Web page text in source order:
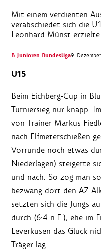
Mit einem verdienten
verabschiedet sich die
Leonhard Münst
B-Junioren-Bundesliga9.
U15
Beim Eichberg-Cup in
Turniersieg nur knapp.
von Trainer Markus
nach Elfmeterschießen
Vorrunde noch etwas
Niederlagen) steigerte
und nach. So zog man
bezwang dort den AZ
setzten sich die Jungs
durch (6:4 n.E.), ehe im
Leverkusen das Glück
Träger lag.